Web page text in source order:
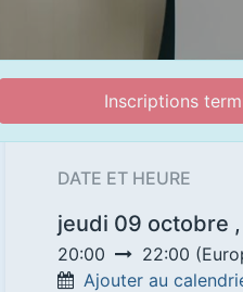
Inscriptions
DATE ET HEURE
jeudi 09 octobre
20:00 22:00 (
Ajouter au